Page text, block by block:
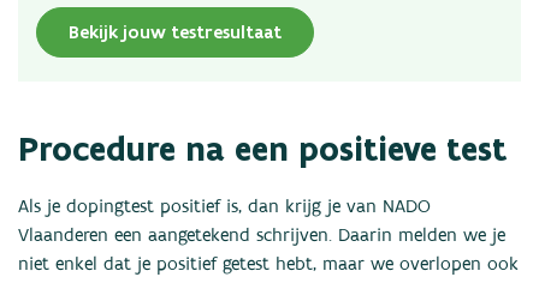
Bekijk jouw testresultaat
Procedure na een positieve test
Als je dopingtest positief is, dan krijg je van NADO
Vlaanderen een aangetekend schrijven. Daarin melden we je
niet enkel dat je positief getest hebt, maar we overlopen ook